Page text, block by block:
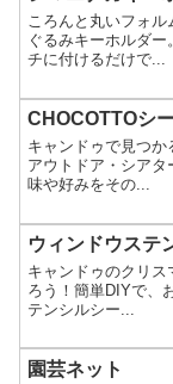
ころんと丸いフォ
ぐるみキーホルダ
チに付けるだけで...
CHOCOTTOシ
キャンドゥで見つか
アウトドア・シア
味や好みをその...
ウィンドウステ
キャンドゥのクリ
ろう！簡単DIYで、
テンシルシー...
園芸ネット